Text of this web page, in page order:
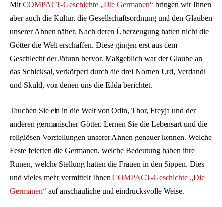
Mit COMPACT-Geschichte „Die Germanen“ bringen wir Ihnen
aber auch die Kultur, die Gesellschaftsordnung und den Glauben
unserer Ahnen näher. Nach deren Überzeugung hatten nicht die
Götter die Welt erschaffen. Diese gingen erst aus dem
Geschlecht der Jötunn hervor. Maßgeblich war der Glaube an
das Schicksal, verkörpert durch die drei Nornen Urd, Verdandi
und Skuld, von denen uns die Edda berichtet.
Tauchen Sie ein in die Welt von Odin, Thor, Freyja und der
anderen germanischer Götter. Lernen Sie die Lebensart und die
religiösen Vorstellungen unserer Ahnen genauer kennen. Welche
Feste feierten die Germanen, welche Bedeutung haben ihre
Runen, welche Stellung hatten die Frauen in den Sippen. Dies
und vieles mehr vermittelt Ihnen COMPACT-Geschichte „Die
Germanen“ auf anschauliche und eindrucksvolle Weise.